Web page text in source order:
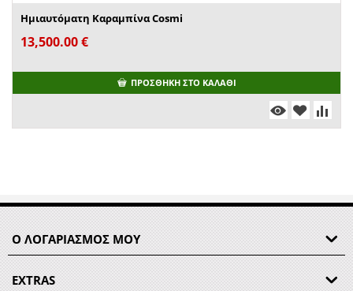
Ημιαυτόματη Καραμπίνα Cosmi
13,500.00€
ΠΡΟΣΘΉΚΗ ΣΤΟ ΚΑΛΆΘΙ
Ο ΛΟΓΑΡΙΑΣΜΟΣ ΜΟΥ
EXTRAS